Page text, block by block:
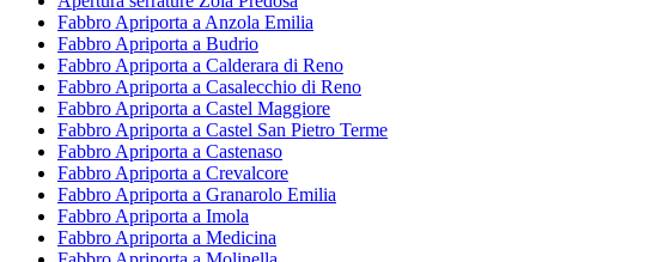
Fabbro Apriporta a Anzola Emilia
Fabbro Apriporta a Budrio
Fabbro Apriporta a Calderara di Reno
Fabbro Apriporta a Casalecchio di Reno
Fabbro Apriporta a Castel Maggiore
Fabbro Apriporta a Castel San Pietro Terme
Fabbro Apriporta a Castenaso
Fabbro Apriporta a Crevalcore
Fabbro Apriporta a Granarolo Emilia
Fabbro Apriporta a Imola
Fabbro Apriporta a Medicina